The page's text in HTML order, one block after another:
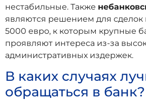
нестабильные. Также
являются решением для сделок
5000 евро, к которым крупные
проявляют интереса из-за
административных издержек.
В каких случаях
обращаться в банк?